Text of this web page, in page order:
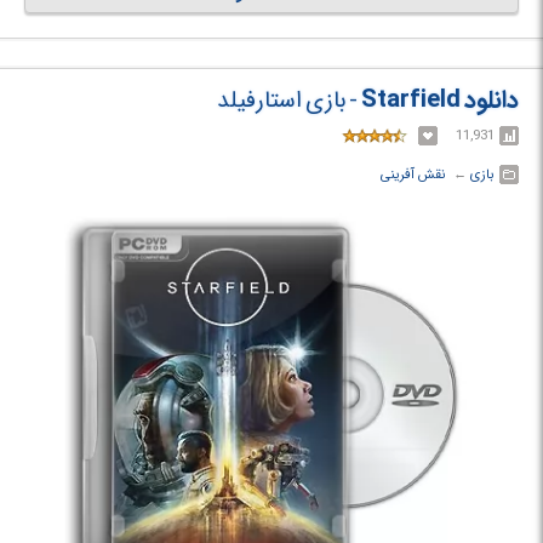
بزرگترین رمز و راز بشریت قدم بگذارید. داستان بازی "استارفیلد: فضای متلاشی
شده" در سال 2330 جریان دارد، زمانی که بشریت فراتر از منظومه شمسی رفته
کنند. شما به Constellation آخرین گروه کاوشگران فضایی که به دنبال مصنوعات
کمیاب در سراسر کهکشان هستند خواهید پیوست و در وسعت وسیع فضا در
بزرگترین و جاه طلبانه ترین ماموریت ها حرکت خواهید کرد.
دانلود Starfield - بازی استارفیلد
11,931
بازی ← ‏ نقش آفرینی